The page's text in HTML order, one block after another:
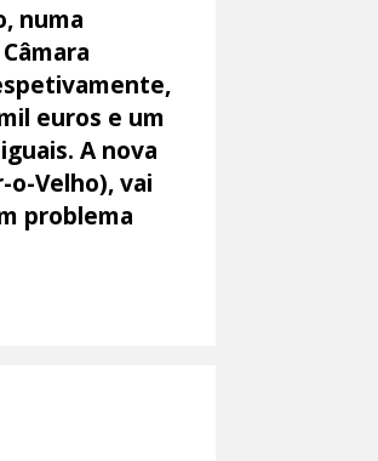
numa
euros e um
A nova
Velho), vai
problema